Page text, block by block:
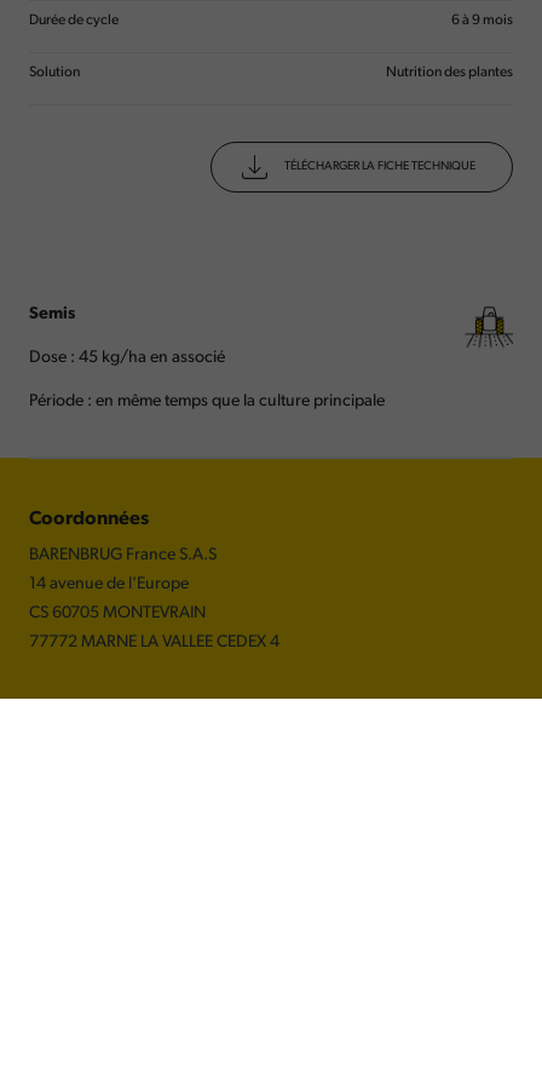
Durée de cycle 6 à 9 mois
Solution Nutrition des plantes
TÉLÉCHARGER LA FICHE TECHNIQUE
Semis
Dose : 45 kg/ha en associé
Période : en même temps que la culture principale
Coordonnées
BARENBRUG France S.A.S
14 avenue de l'Europe
CS 60705 MONTEVRAIN
77772 MARNE LA VALLEE CEDEX 4